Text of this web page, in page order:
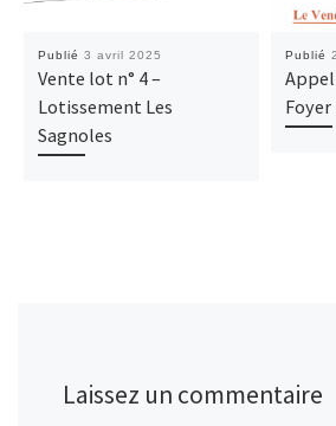
Publié 3 avril 2025
Vente lot n° 4 –
Lotissement Les
Sagnoles
Publié
Appel
Foyer
Laissez un commentaire